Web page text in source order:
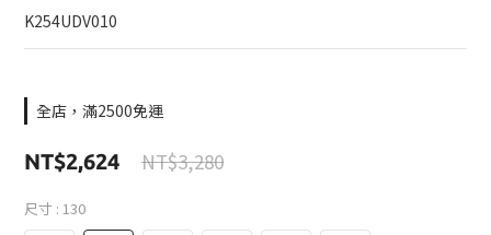
K254UDV010
全店，滿2500免運
NT$2,624 NT$3,280
尺寸 : 130